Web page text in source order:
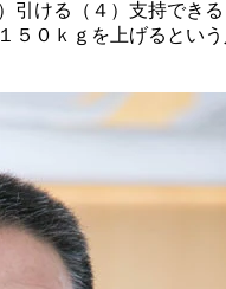
ける（４）支持でき
５０ｋｇを上げるとい